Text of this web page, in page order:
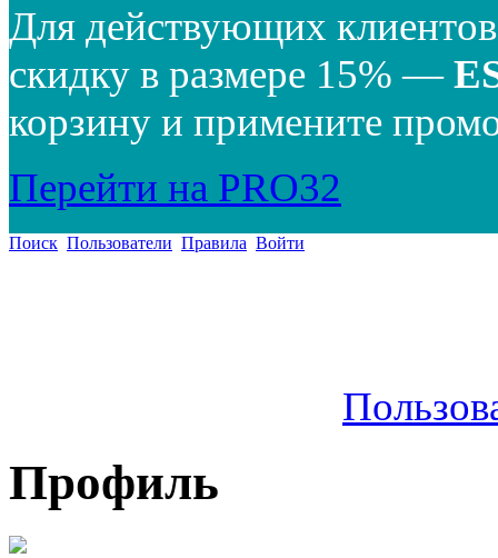
Для действующих
скидку в размере 15% —
корзину и примените
Перейти на PRO32
Поиск Пользователи Правила Войти
Профиль